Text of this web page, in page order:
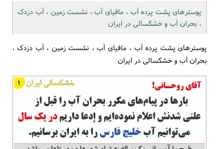
پوسترهای پشت پرده آب ، مافیای آب ، نشست زمین ، آب دزدک
، بحران آب و خشکسالی در ایران
پوسترهای پشت پرده آب ، مافیای آب ، نشست زمین ، آب دزدک ،
بحران آب و خشکسالی در ایران